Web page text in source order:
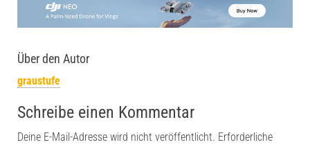
Über den Autor
graustufe
Schreibe einen Kommentar
Deine E-Mail-Adresse wird nicht veröffentlicht. Erforderliche